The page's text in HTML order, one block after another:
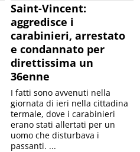
Saint-Vincent:
aggredisce i
carabinieri, arrestato
e condannato per
direttissima un
36enne
I fatti sono avvenuti nella
giornata di ieri nella cittadina
termale, dove i carabinieri
erano stati allertati per un
uomo che disturbava i
passanti. ...